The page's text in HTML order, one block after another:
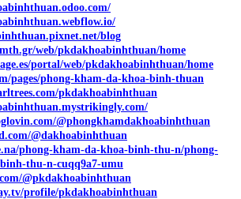
blog
web/pkdakhoabinhthuan/home
portal/web/pkdakhoabinhthuan/home
pages/phong-kham-da-khoa-binh-thuan
pkdakhoabinhthuan
@phongkhamdakhoabinhthuan
@dakhoabinhthuan
phong-kham-da-khoa-binh-thu-n/phong-
thu-n-cuqq9a7-umu
@pkdakhoabinhthuan
profile/pkdakhoabinhthuan